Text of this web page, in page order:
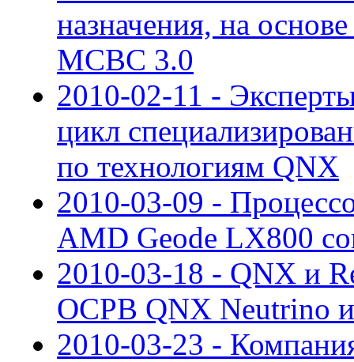
назначения, на
МСВС 3.0
2010-02-11 -
цикл
по технологиям QNX
2010-03-09 -
AMD Geode LX800
2010-03-18 - QNX и
ОСРВ QNX Neutrino
2010-03-23 -